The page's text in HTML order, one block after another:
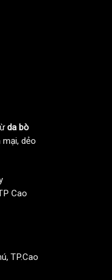
da bò
dẻo
Cao
TP.Cao